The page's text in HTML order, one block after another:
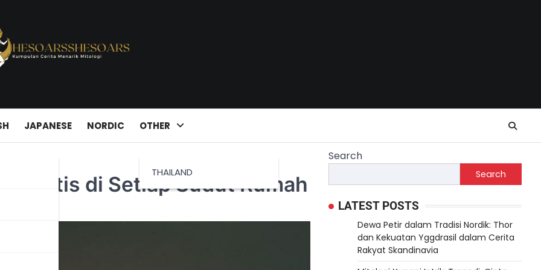
JAPANESE NORDIC OTHER
THAILAND
Mistis di Setiap Sudut Rumah
Search
Search
LATEST POSTS
Dewa Petir dalam Tradisi Nordik: Thor
dan Kekuatan Yggdrasil dalam Cerita
Rakyat Skandinavia